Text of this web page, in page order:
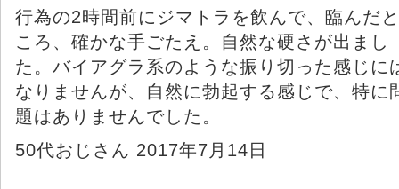
行為の2時間前にジマトラを飲んで、臨んだと
ころ、確かな手ごたえ。自然な硬さが出まし
た。バイアグラ系のような振り切った感じに
なりませんが、自然に勃起する感じで、特に
題はありませんでした。
50代おじさん 2017年7月14日